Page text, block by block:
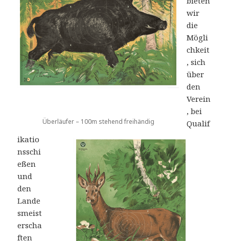
Überläufer – 100m stehend freihändig
wir
die
Mögli
chkeit
, sich
über
den
Verein
, bei
Qualif
ikatio
nsschi
eßen
und
den
Lande
smeist
erscha
ften